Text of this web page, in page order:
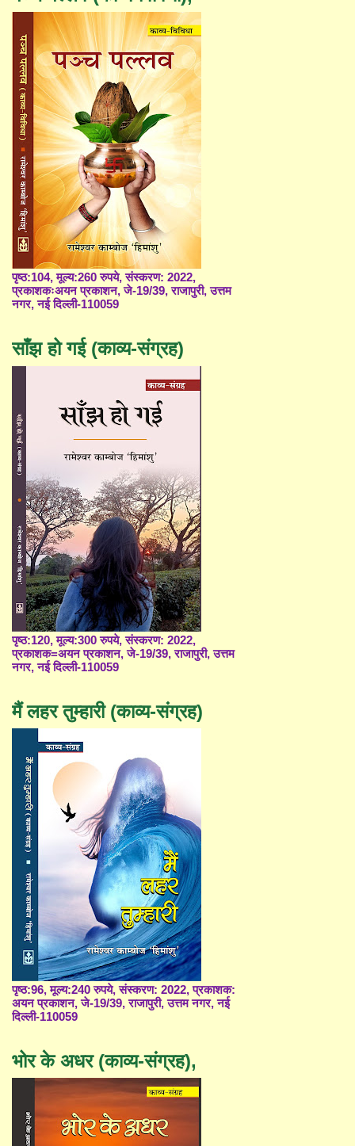
पृष्ठ:104, मूल्य:260 रुपये, संस्करण: 2022,
प्रकाशकःअयन प्रकाशन, जे-19/39, राजापुरी, उत्तम
नगर, नई दिल्ली-110059
साँझ हो गई (काव्य-संग्रह)
पृष्ठ:120, मूल्य:300 रुपये, संस्करण: 2022,
प्रकाशक=अयन प्रकाशन, जे-19/39, राजापुरी, उत्तम
नगर, नई दिल्ली-110059
मैं लहर तुम्हारी (काव्य-संग्रह)
पृष्ठ:96, मूल्य:240 रुपये, संस्करण: 2022, प्रकाशक:
अयन प्रकाशन, जे-19/39, राजापुरी, उत्तम नगर, नई
दिल्ली-110059
भोर के अधर (काव्य-संग्रह),